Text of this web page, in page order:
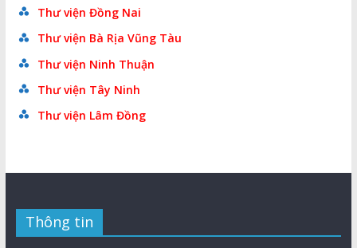
Thư viện Đồng Nai
Thư viện Bà Rịa Vũng Tàu
Thư viện Ninh Thuận
Thư viện Tây Ninh
Thư viện Lâm Đồng
Thông tin